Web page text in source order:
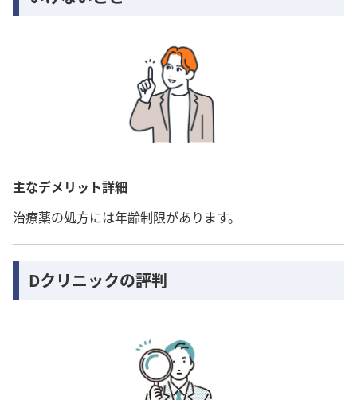
主なデメリット詳細
治療薬の処方には年齢制限があります。
Dクリニックの評判